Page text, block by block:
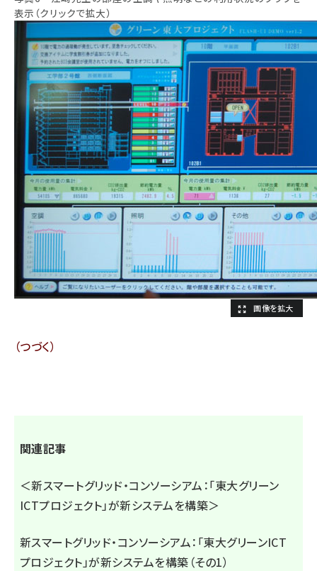
表示（クリックで拡大）
（つづく）
関連記事
＜新スマートグリッド・コンソーシアム：「東大グリーン
ICTプロジェクト」が新システムを構築＞
新スマートグリッド・コンソーシアム：「東大グリーンICT
プロジェクト」が新システムを構築（その1）